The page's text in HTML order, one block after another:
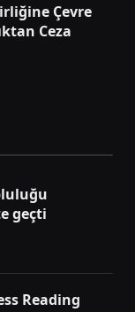
Çevre
Ceza
geçti
Reading